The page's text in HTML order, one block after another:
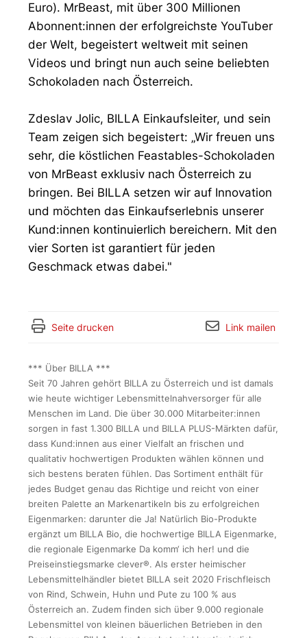
Euro). MrBeast, mit über 300 Millionen
Abonnent:innen der erfolgreichste YouTuber
der Welt, begeistert weltweit mit seinen
Videos und bringt nun auch seine beliebten
Schokoladen nach Österreich.
Zdeslav Jolic, BILLA Einkaufsleiter, und sein
Team zeigen sich begeistert: „Wir freuen uns
sehr, die köstlichen Feastables-Schokoladen
von MrBeast exklusiv nach Österreich zu
bringen. Bei BILLA setzen wir auf Innovation
und möchten das Einkaufserlebnis unserer
Kund:innen kontinuierlich bereichern. Mit den
vier Sorten ist garantiert für jeden
Geschmack etwas dabei."
Seite drucken Link mailen
*** Über BILLA ***
Seit 70 Jahren gehört BILLA zu Österreich und ist damals
wie heute wichtiger Lebensmittelnahversorger für alle
Menschen im Land. Die über 30.000 Mitarbeiter:innen
sorgen in fast 1.300 BILLA und BILLA PLUS-Märkten dafür,
dass Kund:innen aus einer Vielfalt an frischen und
qualitativ hochwertigen Produkten wählen können und
sich bestens beraten fühlen. Das Sortiment enthält für
jedes Budget genau das Richtige und reicht von einer
breiten Palette an Markenartikeln bis zu erfolgreichen
Eigenmarken: darunter die Ja! Natürlich Bio-Produkte
ergänzt um BILLA Bio, die hochwertige BILLA Eigenmarke,
die regionale Eigenmarke Da komm‘ ich her! und die
Preiseinstiegsmarke clever®. Als erster heimischer
Lebensmittelhändler bietet BILLA seit 2020 Frischfleisch
von Rind, Schwein, Huhn und Pute zu 100 % aus
Österreich an. Zudem finden sich über 9.000 regionale
Lebensmittel von kleinen bäuerlichen Betrieben in den